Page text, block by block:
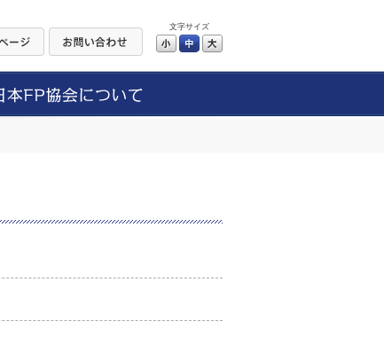
文字サイズ
小 中